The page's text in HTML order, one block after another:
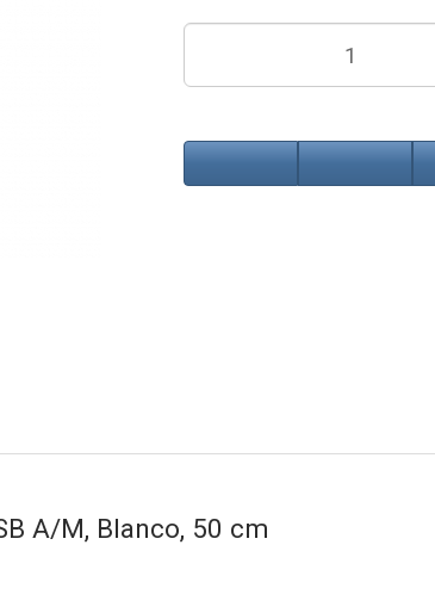
A/M, Blanco, 50 cm